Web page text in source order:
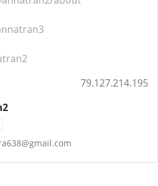
79.127.214.195